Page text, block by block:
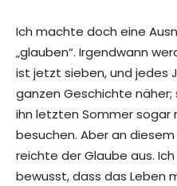
Ich machte doch eine
„glauben“. Irgendwann
ist jetzt sieben, und jedes
ganzen Geschichte
ihn letzten Sommer sogar
besuchen. Aber an
reichte der Glaube aus.
bewusst, dass das Leben